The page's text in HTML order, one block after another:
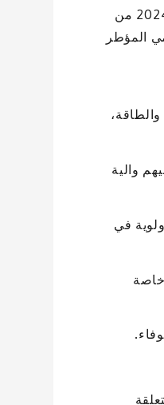
يهدف مشروع المرسوم الى تطبيق مقتضيات القانون رقم 2024-045 الصادر بتاريخ 18 ديسمبر 2024 من
المؤطر
والية
في
خاصة